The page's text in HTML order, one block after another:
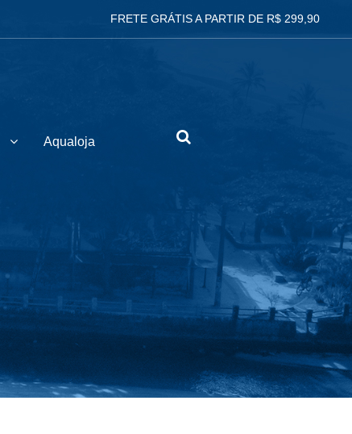
FRETE GRÁTIS A PARTIR DE R$ 299,90
Aqualoja